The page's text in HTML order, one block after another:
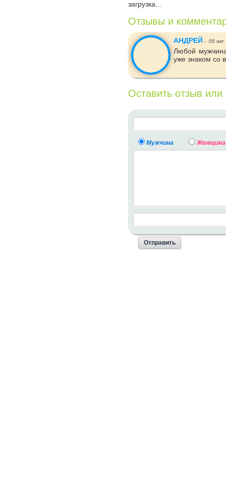
загрузка...
Отзывы и
АНДРЕЙ - 05
Любой
уже знаком со
Оставить отзыв
Мужчина Женщина